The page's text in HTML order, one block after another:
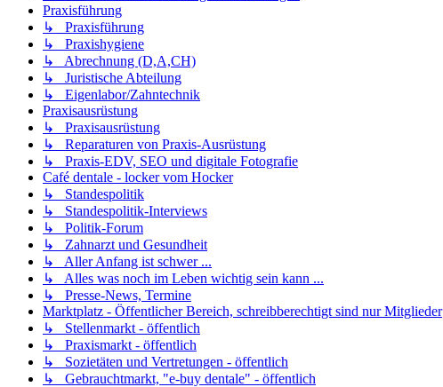
Praxisführung
↳ Praxisführung
↳ Praxishygiene
↳ Abrechnung (D,A,CH)
↳ Juristische Abteilung
↳ Eigenlabor/Zahntechnik
Praxisausrüstung
↳ Praxisausrüstung
↳ Reparaturen von Praxis-Ausrüstung
↳ Praxis-EDV, SEO und digitale Fotografie
Café dentale - locker vom Hocker
↳ Standespolitik
↳ Standespolitik-Interviews
↳ Politik-Forum
↳ Zahnarzt und Gesundheit
↳ Aller Anfang ist schwer ...
↳ Alles was noch im Leben wichtig sein kann ...
↳ Presse-News, Termine
Marktplatz - Öffentlicher Bereich, schreibberechtigt sind nur Mitglieder
↳ Stellenmarkt - öffentlich
↳ Praxismarkt - öffentlich
↳ Sozietäten und Vertretungen - öffentlich
↳ Gebrauchtmarkt, "e-buy dentale" - öffentlich